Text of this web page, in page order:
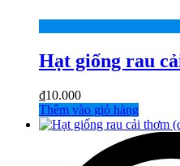
Hạt giống rau
₫10.000
Thêm vào giỏ hàng